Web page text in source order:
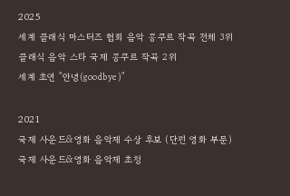
2025
세계 클래식 마스터즈 협회 음악 콩쿠르 작곡 전체 3위
클래식 음악 스타 국제 콩쿠르 작곡 2위
세계 초연 "안녕(goodbye)"
2021
국제 사운드&영화 음악제 수상 후보 (단편 영화 부문)
국제 사운드&영화 음악제 초청